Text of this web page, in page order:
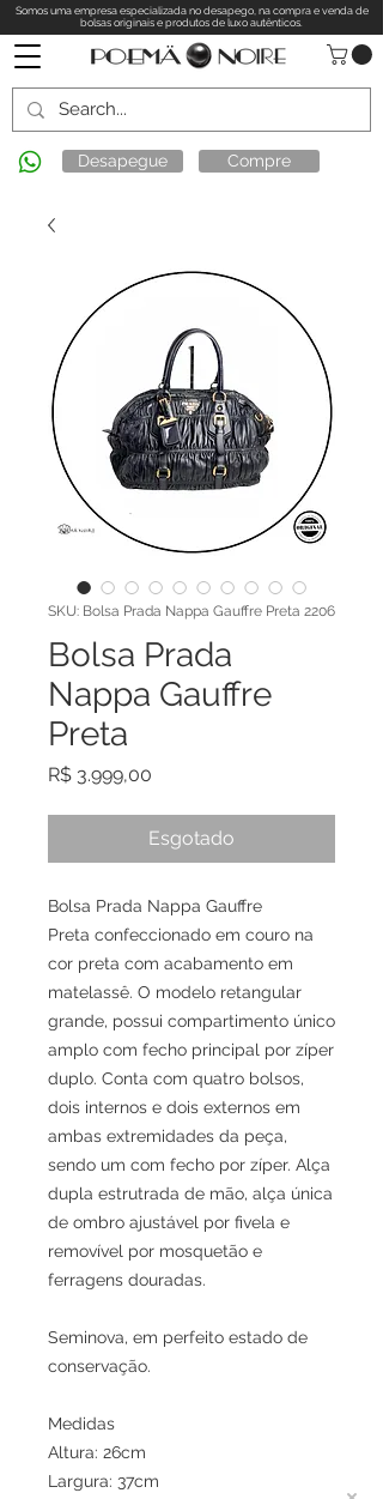
Somos uma empresa especializada no desapego, na compra e venda de
bolsas originais e produtos de luxo autênticos.
Desapegue Compre
SKU: Bolsa Prada Nappa Gauffre Preta 2206
Bolsa Prada
Nappa Gauffre
Preta
R$ 3.999,00
Esgotado
Bolsa Prada Nappa Gauffre
Preta confeccionado em couro na
cor preta com acabamento em
matelassê. O modelo retangular
grande, possui compartimento único
amplo com fecho principal por zíper
duplo. Conta com quatro bolsos,
dois internos e dois externos em
ambas extremidades da peça,
sendo um com fecho por zíper. Alça
dupla estrutrada de mão, alça única
de ombro ajustável por fivela e
removível por mosquetão e
ferragens douradas.
Seminova, em perfeito estado de
conservação.
Medidas
Altura: 26cm
Largura: 37cm